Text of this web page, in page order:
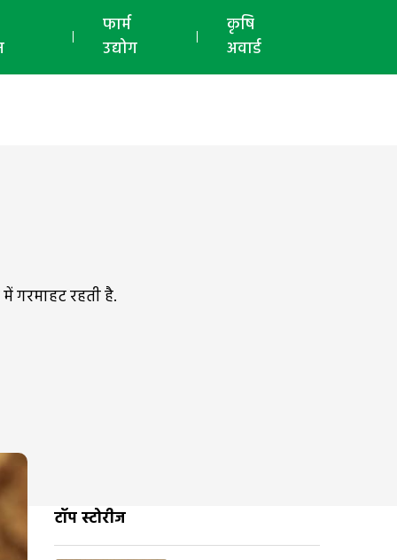
फार्म
उद्योग
कृषि
अवार्ड
गरमाहट रहती है.
टॉप स्टोरीज